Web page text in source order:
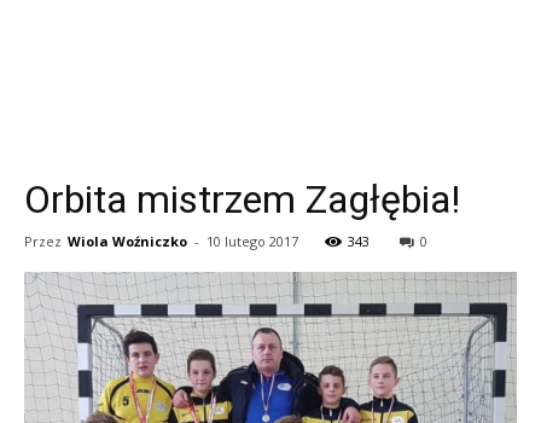
Orbita mistrzem Zagłębia!
Przez Wiola Woźniczko - 10 lutego 2017 343 0